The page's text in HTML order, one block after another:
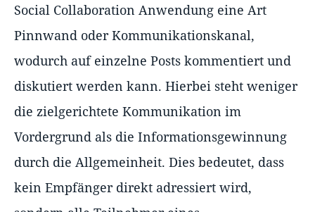
Social Collaboration Anwendung eine Art
Pinnwand oder Kommunikationskanal,
wodurch auf einzelne Posts kommentiert und
diskutiert werden kann. Hierbei steht weniger
die zielgerichtete Kommunikation im
Vordergrund als die Informationsgewinnung
durch die Allgemeinheit. Dies bedeutet, dass
kein Empfänger direkt adressiert wird,